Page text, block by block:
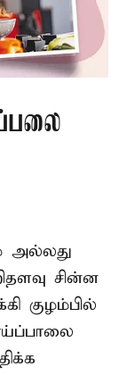
அல்லது
சின்ன
குழம்பில்